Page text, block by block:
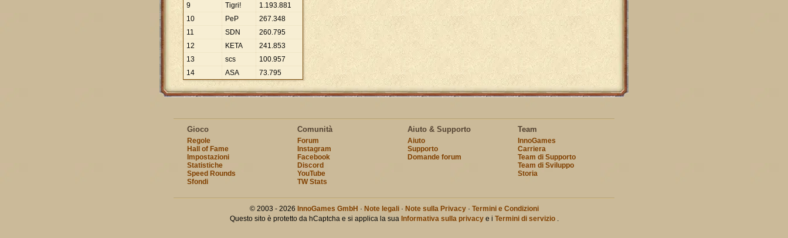
9
Tigri! 1.193.881
10
PeP 267.348
11
SDN 260.795
12
KETA 241.853
13
scs 100.957
14
ASA 73.795
Gioco
Regole
Hall of Fame
Impostazioni
Statistiche
Speed Rounds
Sfondi
Comunità
Forum
Instagram
Facebook
Discord
YouTube
TW Stats
Aiuto & Supporto
Aiuto
Supporto
Domande forum
Team
InnoGames
Carriera
Team di Supporto
Team di Sviluppo
Storia
© 2003 - 2026 InnoGames GmbH · Note legali· Note sulla Privacy· Termini e Condizioni
Questo sito è protetto da hCaptcha e si applica la sua Informativa sulla privacye i Termini di servizio.